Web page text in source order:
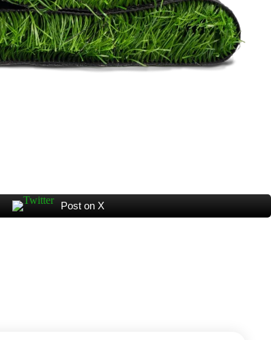
Post on X